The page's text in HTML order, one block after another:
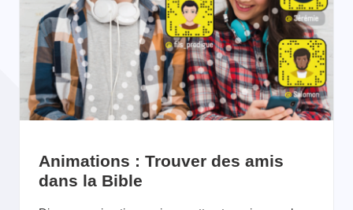
Animations : Trouver des amis
dans la Bible